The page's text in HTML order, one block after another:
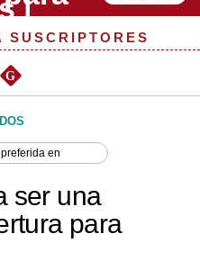
SUSCRIPTORES
G
en
ser una
para